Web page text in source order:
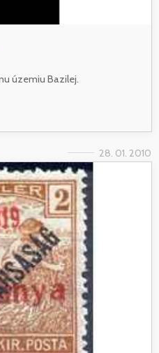
územiu Bazilej.
28. 01. 2010